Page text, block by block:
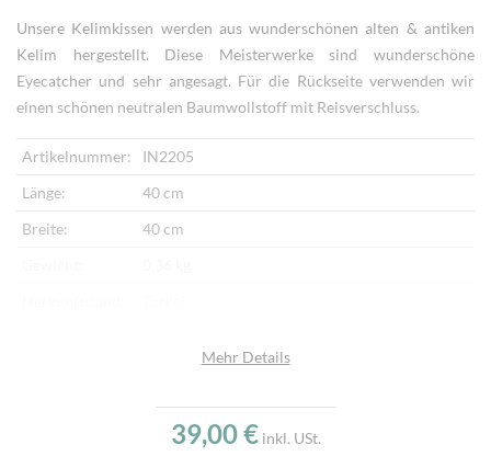
Unsere Kelimkissen werden aus wunderschönen alten & antiken
Kelim hergestellt. Diese Meisterwerke sind wunderschöne
Eyecatcher und sehr angesagt. Für die Rückseite verwenden wir
einen schönen neutralen Baumwollstoff mit Reisverschluss.
Artikelnummer:
IN2205
Länge:
40 cm
Breite:
40 cm
Handgewebt, Handbestickt
Klassisches Kelimmotiv, Handgewebter Kelim,
Mehr Details
39,00 € inkl. USt.